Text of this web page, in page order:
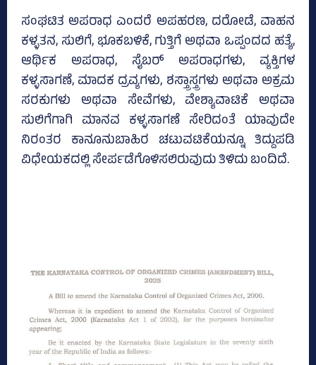
ಸಂಘಟಿತ ಅಪರಾಧ ಎಂದರೆ ಅಪಹರಣ, ದರೋಡೆ, ವಾಹನ
ಕಳ್ಳತನ, ಸುಲಿಗೆ, ಭೂಕಬಳಿಕೆ, ಗುತ್ತಿಗೆ ಅಥವಾ ಒಪ್ಪಂದದ ಹತ್ಯೆ,
ಆರ್ಥಿಕ ಅಪರಾಧ, ಸೈಬರ್ ಅಪರಾಧಗಳು, ವ್ಯಕ್ತಿಗಳ
ಕಳ್ಳಸಾಗಣೆ, ಮಾದಕ ದ್ರವ್ಯಗಳು, ಶಸ್ತ್ರಾಸ್ತ್ರಗಳು ಅಥವಾ ಅಕ್ರಮ
ಸರಕುಗಳು ಅಥವಾ ಸೇವೆಗಳು, ವೇಶ್ಯಾವಾಟಿಕೆ ಅಥವಾ
ಸುಲಿಗೆಗಾಗಿ ಮಾನವ ಕಳ್ಳಸಾಗಣೆ ಸೇರಿದಂತೆ ಯಾವುದೇ
ನಿರಂತರ ಕಾನೂನುಬಾಹಿರ ಚಟುವಟಿಕೆಯನ್ನೂ ತಿದ್ದುಪಡಿ
ವಿಧೇಯಕದಲ್ಲಿ ಸೇರ್ಪಡೆಗೊಳಿಸಲಿರುವುದು ತಿಳಿದು ಬಂದಿದೆ.